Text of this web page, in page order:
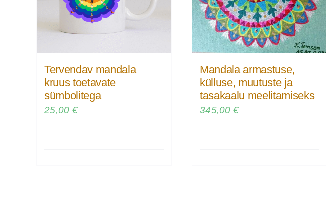
Tervendav mandala
kruus toetavate
sümbolitega
25,00 €
Mandala armastuse,
külluse, muutuste ja
tasakaalu meelitamiseks
345,00 €